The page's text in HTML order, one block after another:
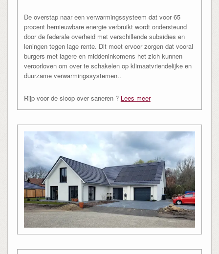
De overstap naar een verwarmingssysteem dat voor 65
procent hernieuwbare energie verbruikt wordt ondersteund
door de federale overheid met verschillende subsidies en
leningen tegen lage rente. Dit moet ervoor zorgen dat vooral
burgers met lagere en middeninkomens het zich kunnen
veroorloven om over te schakelen op klimaatvriendelijke en
duurzame verwarmingssystemen..
Rijp voor de sloop over saneren ? Lees meer